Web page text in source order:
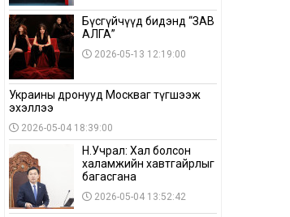
Бүсгүйчүүд бидэнд “ЗАВ
АЛГА”
2026-05-13 12:19:00
Украины дронууд Москваг түгшээж
эхэллээ
2026-05-04 18:39:00
Н.Учрал: Хал болсон
халамжийн хавтгайрлыг
багасгана
2026-05-04 13:52:42